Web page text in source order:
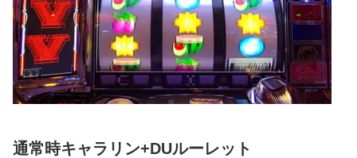
通常時キャラリン+DUルーレット